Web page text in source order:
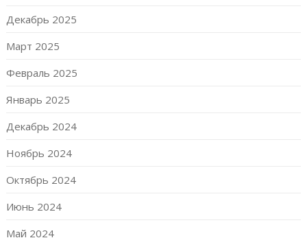
Декабрь 2025
Март 2025
Февраль 2025
Январь 2025
Декабрь 2024
Ноябрь 2024
Октябрь 2024
Июнь 2024
Май 2024